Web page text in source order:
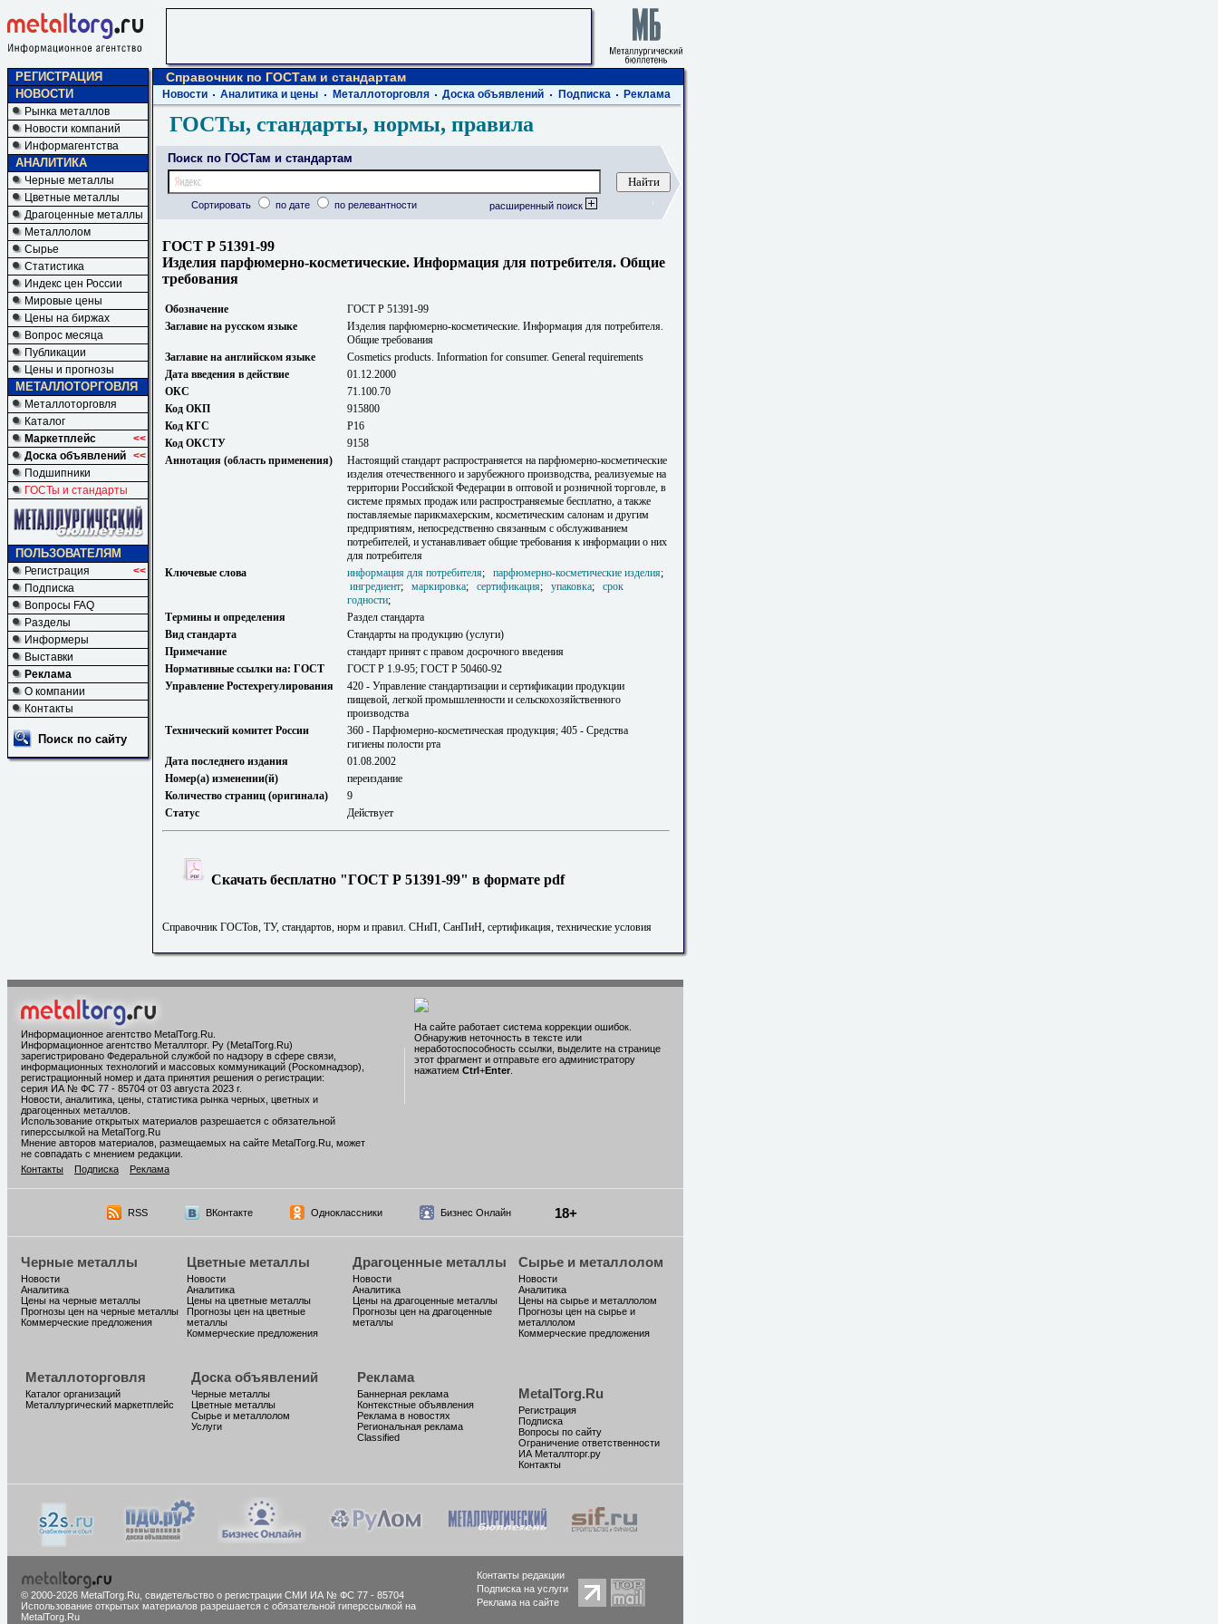
РЕГИСТРАЦИЯ
НОВОСТИ
Рынка металлов
Новости компаний
Информагентства
АНАЛИТИКА
Черные металлы
Цветные металлы
Драгоценные металлы
Металлолом
Сырье
Статистика
Индекс цен России
Мировые цены
Цены на биржах
Вопрос месяца
Публикации
Цены и прогнозы
МЕТАЛЛОТОРГОВЛЯ
Металлоторговля
Каталог
Маркетплейс
<<
Доска объявлений <<
Подшипники
ГОСТы и стандарты
ПОЛЬЗОВАТЕЛЯМ
Регистрация
<<
Подписка
Вопросы FAQ
Разделы
Информеры
Выставки
Реклама
О компании
Контакты
Поиск по сайту
Справочник по ГОСТам и стандартам
Новости Аналитика и цены Металлоторговля Доска объявлений Подписка Реклама
ГОСТы, стандарты, нормы, правила
Поиск по ГОСТам и стандартам
Сортировать по дате по релевантности расширенный поиск
ГОСТ Р 51391-99
Изделия парфюмерно-косметические. Информация для потребителя. Общие
требования
Обозначение
ГОСТ Р 51391-99
Заглавие на русском языке
Изделия парфюмерно-косметические. Информация для потребителя.
Общие требования
Заглавие на английском языке
Cosmetics products. Information for consumer. General requirements
Дата введения в действие
01.12.2000
ОКС
71.100.70
Код ОКП
915800
Код КГС
Р16
Код ОКСТУ
9158
Аннотация (область применения)
Настоящий стандарт распространяется на парфюмерно-косметические
изделия отечественного и зарубежного производства, реализуемые на
территории Российской Федерации в оптовой и розничной торговле, в
системе прямых продаж или распространяемые бесплатно, а также
поставляемые парикмахерским, косметическим салонам и другим
предприятиям, непосредственно связанным с обслуживанием
потребителей, и устанавливает общие требования к информации о них
для потребителя
Ключевые слова
информация для потребителя; парфюмерно-косметические изделия;
ингредиент; маркировка; сертификация; упаковка; срок
годности;
Термины и определения
Раздел стандарта
Вид стандарта
Стандарты на продукцию (услуги)
Примечание
стандарт принят с правом досрочного введения
Нормативные ссылки на: ГОСТ
ГОСТ Р 1.9-95; ГОСТ Р 50460-92
Управление Ростехрегулирования
420 - Управление стандартизации и сертификации продукции
пищевой, легкой промышленности и сельскохозяйственного
производства
Технический комитет России
360 - Парфюмерно-косметическая продукция; 405 - Средства
гигиены полости рта
Дата последнего издания
01.08.2002
Номер(а) изменении(й)
переиздание
Количество страниц (оригинала)
9
Статус
Действует
Скачать бесплатно "ГОСТ Р 51391-99" в формате pdf
Справочник ГОСТов, ТУ, стандартов, норм и правил. СНиП, СанПиН, сертификация, технические условия
Информационное агентство MetalTorg.Ru
Информационное агентство Металлторг. Ру (MetalTorg.Ru)
зарегистрировано Федеральной службой по надзору в сфере связи,
информационных технологий и массовых коммуникаций (Роскомнадзор),
регистрационный номер и дата принятия решения о регистрации:
серия ИА № ФС 77 - 85704 от 03 августа 2023 г.
Новости, аналитика, цены, статистика рынка черных, цветных и
драгоценных металлов.
Использование открытых материалов разрешается с обязательной
гиперссылкой на MetalTorg.Ru
Мнение авторов материалов, размещаемых на сайте MetalTorg.Ru, может
не совпадать с мнением редакции.
Контакты
Подписка Реклама
На сайте работает система коррекции ошибок.
Обнаружив неточность в тексте или
неработоспособность ссылки, выделите на странице
этот фрагмент и отправьте его администратору
нажатием Ctrl+Enter
RSS ВКонтакте Одноклассники Бизнес Онлайн 18+
Черные металлы
Новости
Аналитика
Цены на черные металлы
Прогнозы цен на черные металлы
Коммерческие предложения
Цветные металлы
Новости
Аналитика
Цены на цветные металлы
Прогнозы цен на цветные
металлы
Коммерческие предложения
Драгоценные металлы
Новости
Аналитика
Цены на драгоценные металлы
Прогнозы цен на драгоценные
металлы
Сырье и металлолом
Новости
Аналитика
Цены на сырье и металлолом
Прогнозы цен на сырье и
металлолом
Коммерческие предложения
Металлоторговля
Каталог организаций
Металлургический маркетплейс
Доска объявлений
Черные металлы
Цветные металлы
Сырье и металлолом
Услуги
Реклама
Баннерная реклама
Контекстные объявления
Реклама в новостях
Региональная реклама
Classified
MetalTorg.Ru
Регистрация
Подписка
Вопросы по сайту
Ограничение ответственности
ИА Металлторг.ру
Контакты
© 2000-2026 MetalTorg.Ru, cвидетельство о регистрации СМИ ИА № ФС 77 - 85704
Использование открытых материалов разрешается с обязательной гиперссылкой на
MetalTorg.Ru
Контакты редакции
Подписка на услуги
Реклама на сайте